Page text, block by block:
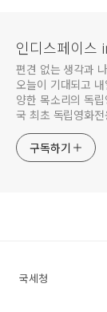
인디스페이스
편견 없는 생각과
오늘이 기대되고
양한 목소리의 독
국 최초 독립영화
구독하기
국세청